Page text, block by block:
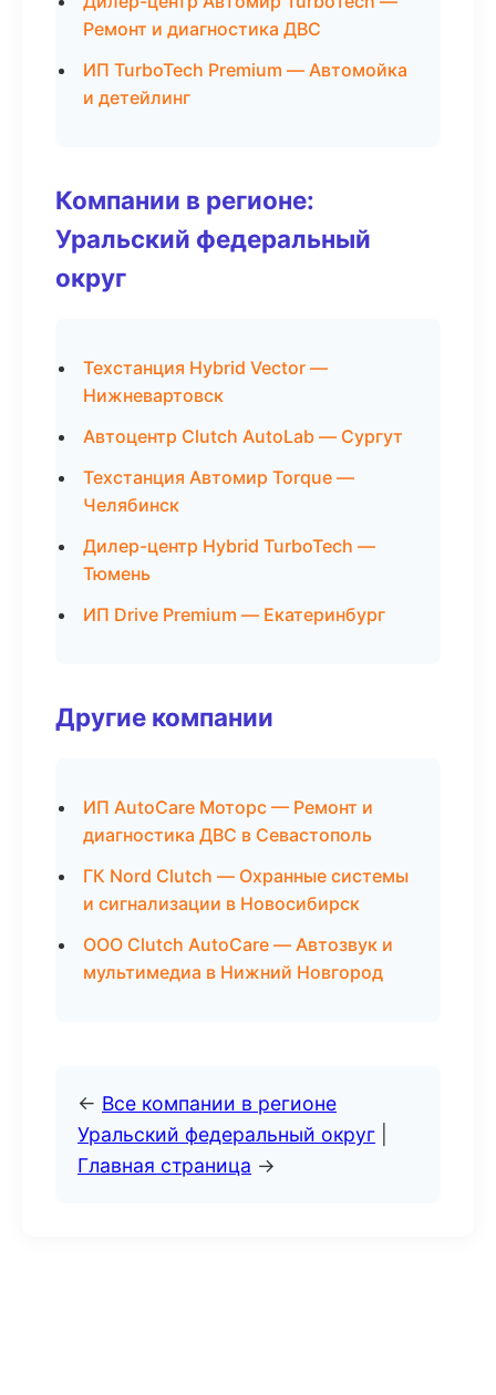
Ремонт и диагностика ДВС
ИП TurboTech Premium — Автомойка
и детейлинг
Компании в регионе:
Уральский федеральный
округ
Техстанция Hybrid Vector —
Нижневартовск
Автоцентр Clutch AutoLab — Сургут
Техстанция Автомир Torque —
Челябинск
Дилер-центр Hybrid TurboTech —
Тюмень
ИП Drive Premium — Екатеринбург
Другие компании
ИП AutoCare Моторс — Ремонт и
диагностика ДВС в Севастополь
ГК Nord Clutch — Охранные системы
и сигнализации в Новосибирск
ООО Clutch AutoCare — Автозвук и
мультимедиа в Нижний Новгород
← Все компании в регионе
Уральский федеральный округ
Главная страница →